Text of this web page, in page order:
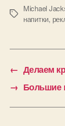
Позначки
Michael
напитки,
← Делаем
→ Большие